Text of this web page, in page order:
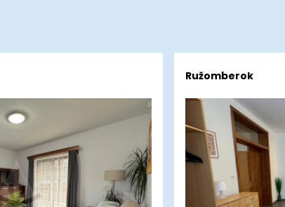
Ružomberok